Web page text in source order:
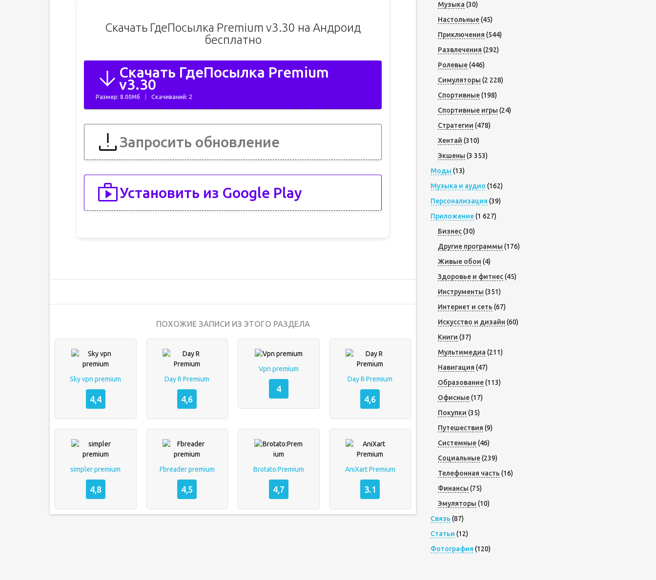
Скачать ГдеПосылка Premium v3.30 на Андроид
бесплатно
Скачать ГдеПосылка Premium
v3.30
Размер: 8.00Мб Скачиваний: 2
Запросить обновление
Установить из Google Play
ПОХОЖИЕ ЗАПИСИ ИЗ ЭТОГО РАЗДЕЛА
Sky vpn premium
4,4
Day R Premium
4,6
Vpn premium
4
Day R Premium
4,6
simpler premium
4,8
Fbreader premium
4,5
Brotato:Premium
4,7
AniXart Premium
3.1
Музыка (30)
Настольные(45)
Приключения (544)
Развлечения (292)
Ролевые(446)
Симуляторы (2 228)
Спортивные(198)
Спортивные игры (24)
Стратегии (478)
Хентай (310)
Экшены (3 353)
Моды (13)
Музыка и аудио (162)
Персонализация (39)
Приложение(1 627)
Бизнес(30)
Другие программы (176)
Живые обои (4)
Здоровье и фитнес(45)
Инструменты (351)
Интернет и сеть (67)
Искусство и дизайн (60)
Книги (37)
Мультимедиа (211)
Навигация (47)
Образование(113)
Офисные(17)
Покупки (35)
Путешествия (9)
Системные(46)
Социальные(239)
Телефонная часть (16)
Финансы (75)
Эмуляторы (10)
Связь (87)
Статьи (12)
Фотография (120)